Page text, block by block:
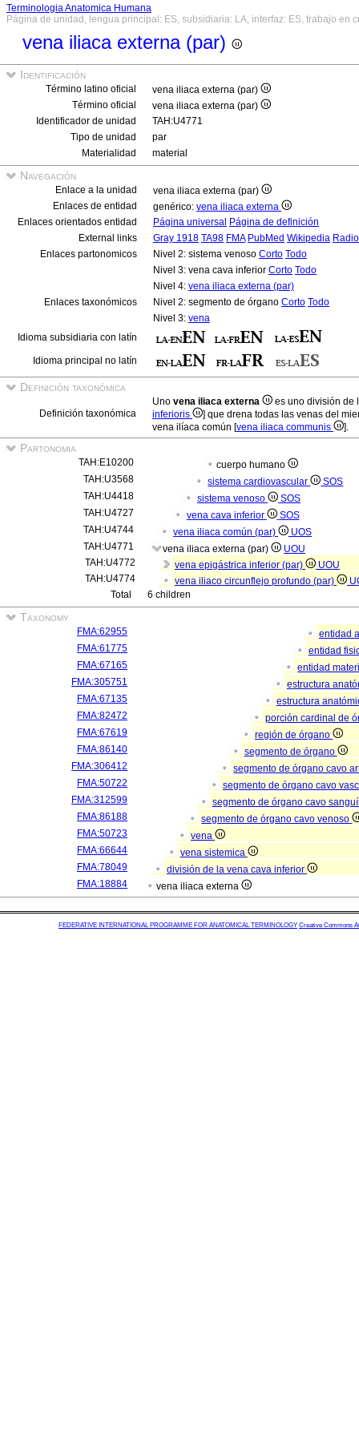
Terminologia Anatomica Humana
Página de unidad, lengua principal: ES, subsidiaria: LA, interfaz: ES, trabajo en
vena iliaca externa (par)
Identificación
Término latino oficial
vena iliaca externa (par)
Término oficial
vena iliaca externa (par)
Identificador de unidad
TAH:U4771
Tipo de unidad
par
Materialidad
material
Navegación
Enlace a la unidad
vena iliaca externa (par)
Enlaces de entidad
genérico: vena iliaca externa
Enlaces orientados entidad
Página universal Página de definición
External links
Gray 1918 TA98 FMA PubMed Wikipedia
Enlaces partonomicos
Nivel 2: sistema venoso Corto Todo
Nivel 3: vena cava inferior Corto Todo
Nivel 4: vena iliaca externa (par)
Enlaces taxonómicos
Nivel 2: segmento de órgano Corto Todo
Nivel 3: vena
Idioma subsidiaria con latín
Idioma principal no latín
Definición taxonómica
Definición taxonómica
Uno vena iliaca externa
es uno división de
inferioris
] que drena todas las venas del
vena ilíaca común [vena iliaca communis ].
Partonomia
TAH:E10200
cuerpo humano
TAH:U3568
sistema cardiovascular
SOS
TAH:U4418
sistema venoso
SOS
TAH:U4727
vena cava inferior
SOS
TAH:U4744
vena iliaca común (par)
UOS
TAH:U4771
vena iliaca externa (par)
UOU
TAH:U4772
vena epigástrica inferior (par)
UOU
TAH:U4774
vena iliaco circunflejo profundo (par)
Total
6 children
Taxonomy
FMA:62955
entidad
FMA:61775
entidad
FMA:67165
entidad
FMA:305751
estructura
FMA:67135
estructura
FMA:82472
porción cardinal de
FMA:67619
región de órgano
FMA:86140
segmento de órgano
FMA:306412
segmento de órgano cavo
FMA:50722
segmento de órgano cavo
FMA:312599
segmento de órgano cavo
FMA:86188
segmento de órgano cavo venoso
FMA:50723
vena
FMA:66644
vena sistemica
FMA:78049
división de la vena cava inferior
FMA:18884
vena iliaca externa
FEDERATIVE INTERNATIONAL PROGRAMME FOR ANATOMICAL TERMINOLOGY Creative Commons